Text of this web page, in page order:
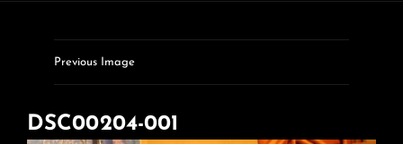
Previous Image
DSC00204-001